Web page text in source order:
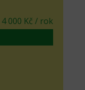
4 000 Kč / rok